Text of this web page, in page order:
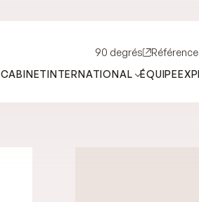
90 degrés
CABINETINTERNATIONAL ÉQUIPE